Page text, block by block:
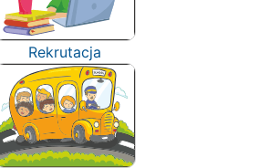
Rekrutacja